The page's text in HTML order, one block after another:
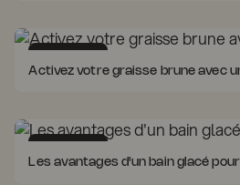
Activez votre graisse brune avec
Les avantages d'un bain glacé